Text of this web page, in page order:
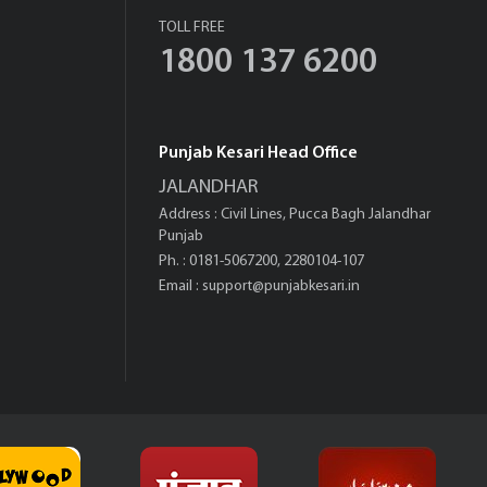
TOLL FREE
1800 137 6200
Punjab Kesari Head Office
JALANDHAR
Address : Civil Lines, Pucca Bagh Jalandhar
Punjab
Ph. : 0181-5067200, 2280104-107
Email : support@punjabkesari.in